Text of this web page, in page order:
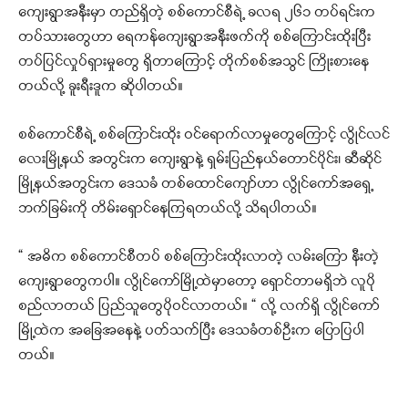
ကျေးရွာအနီးမှာ တည်ရှိတဲ့ စစ်ကောင်စီရဲ့ ခလရ ၂၆၁ တပ်ရင်းက
တပ်သားတွေဟာ ရေကန်ကျေးရွာအနီးဖက်ကို စစ်ကြောင်းထိုးပြီး
တပ်ပြင်လှုပ်ရှားမှုတွေ ရှိတာကြောင့် တိုက်စစ်အသွင် ကြိုးစားနေ
တယ်လို့ ခူးရီးဒူက ဆိုပါတယ်။
စစ်ကောင်စီရဲ့ စစ်ကြောင်းထိုး ဝင်ရောက်လာမှုတွေကြောင့် လွိုင်လင်
လေးမြို့နယ် အတွင်းက ကျေးရွာနဲ့ ရှမ်းပြည်နယ်တောင်ပိုင်း၊ ဆီဆိုင်
မြို့နယ်အတွင်းက ဒေသခံ တစ်ထောင်ကျော်ဟာ လွိုင်ကော်အရှေ့
ဘက်ခြမ်းကို တိမ်းရှောင်နေကြရတယ်လို့ သိရပါတယ်။
“ အဓိက စစ်ကောင်စီတပ် စစ်ကြောင်းထိုးလာတဲ့ လမ်းကြော နီးတဲ့
ကျေးရွာတွေကပါ။ လွိုင်ကော်မြို့ထဲမှာတော့ ရှောင်တာမရှိဘဲ လူပို
စည်လာတယ် ပြည်သူတွေပိုဝင်လာတယ်။ “ လို့ လက်ရှိ လွိုင်ကော်
မြို့ထဲက အခြေအနေနဲ့ ပတ်သက်ပြီး ဒေသခံတစ်ဦးက ပြောပြပါ
တယ်။